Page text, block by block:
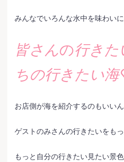
みんなでいろんな水中を味わい
皆さんの行きた
ちの行きたい
お店側が海を紹介するのもいい
ゲストのみさんの行きたいをも
もっと自分の行きたい見たい景